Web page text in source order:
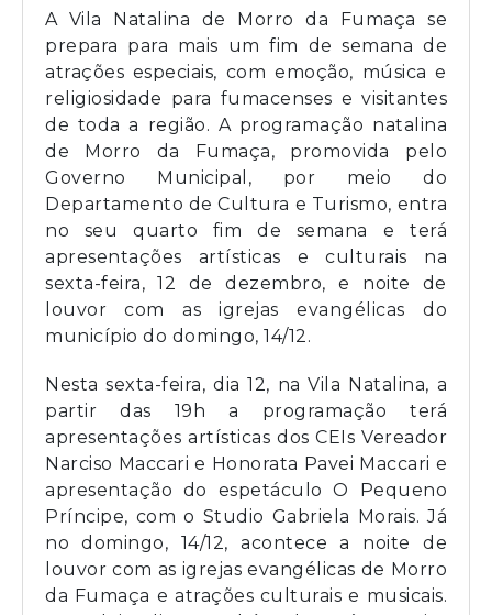
A Vila Natalina de Morro da Fumaça se
prepara para mais um fim de semana de
atrações especiais, com emoção, música e
religiosidade para fumacenses e visitantes
de toda a região. A programação natalina
de Morro da Fumaça, promovida pelo
Governo Municipal, por meio do
Departamento de Cultura e Turismo, entra
no seu quarto fim de semana e terá
apresentações artísticas e culturais na
sexta-feira, 12 de dezembro, e noite de
louvor com as igrejas evangélicas do
município do domingo, 14/12.
Nesta sexta-feira, dia 12, na Vila Natalina, a
partir das 19h a programação terá
apresentações artísticas dos CEIs Vereador
Narciso Maccari e Honorata Pavei Maccari e
apresentação do espetáculo O Pequeno
Príncipe, com o Studio Gabriela Morais. Já
no domingo, 14/12, acontece a noite de
louvor com as igrejas evangélicas de Morro
da Fumaça e atrações culturais e musicais.